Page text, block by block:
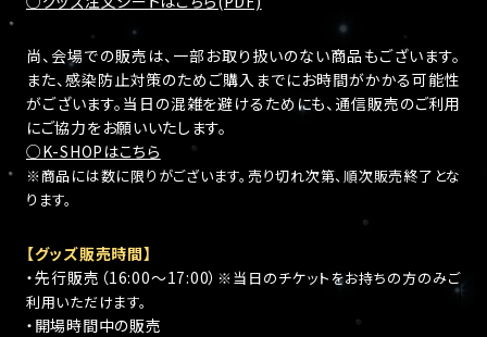
尚、会場での販売は、一部お取り扱いのない商品もございます。
また、感染防止対策のためご購入までにお時間がかかる可能性
がございます。当日の混雑を避けるためにも、通信販売のご利用
にご協力をお願いいたします。
○K-SHOPはこちら
※商品には数に限りがございます。売り切れ次第、順次販売終了とな
ります。
【グッズ販売時間】
・先行販売（16:00～17:00） ※当日のチケットをお持ちの方のみご
利用いただけます。
・開場時間中の販売